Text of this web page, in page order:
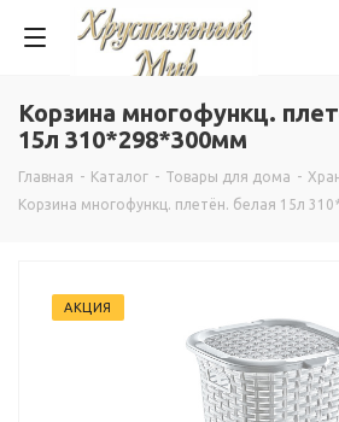
Корзина многофункц.
15л 310*298*300мм
Главная - Каталог - Товары для дома -
Корзина многофункц. плетён. белая 15л
АКЦИЯ